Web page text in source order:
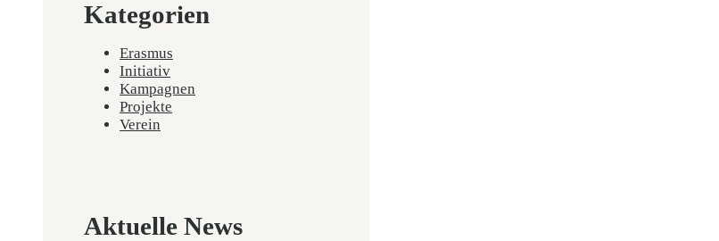
Kategorien
Erasmus
Initiativ
Kampagnen
Projekte
Verein
Aktuelle News